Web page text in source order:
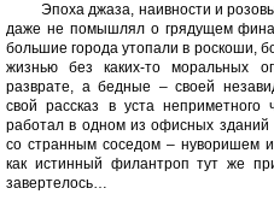
Эпоха джаза, наивности и
даже не помышлял о грядущем
большие города утопали в роскоши,
жизнью без каких-то моральных
разврате, а бедные – своей
свой рассказ в уста неприметного
работал в одном из офисных
со странным соседом – нуворишем
как истинный филантроп тут же
завертелось…